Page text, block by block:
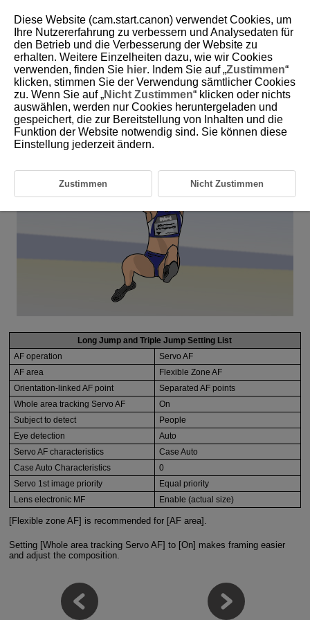
6-9 Track and Field: Long Jump and Triple
Jump
This setting is perfect for photographing long jumpers and triple
jumpers.
Long Jump and Triple Jump Setting List
AF operation
Servo AF
AF area
Flexible Zone AF
Orientation-linked AF point
Separated AF points
Whole area tracking Servo AF
On
Subject to detect
People
Eye detection
Auto
Servo AF characteristics
Case Auto
Case Auto Characteristics
0
Servo 1st image priority
Equal priority
Lens electronic MF
Enable (actual size)
[Flexible zone AF] is recommended for [AF area].
Setting [Whole area tracking Servo AF] to [On] makes framing easier
and adjust the composition.
Diese Website (cam.start.canon) verwendet Cookies, um
Ihre Nutzererfahrung zu verbessern und Analysedaten für
den Betrieb und die Verbesserung der Website zu
erhalten. Weitere Einzelheiten dazu, wie wir Cookies
verwenden, finden Sie hier. Indem Sie auf „Zustimmen“
klicken, stimmen Sie der Verwendung sämtlicher Cookies
zu. Wenn Sie auf „Nicht Zustimmen“ klicken oder nichts
auswählen, werden nur Cookies heruntergeladen und
gespeichert, die zur Bereitstellung von Inhalten und die
Funktion der Website notwendig sind. Sie können diese
Einstellung jederzeit ändern.
Zustimmen Nicht Zustimmen